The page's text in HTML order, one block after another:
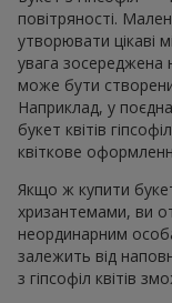
повітряності.
утворювати цікаві
увага зосереджена
може бути
Наприклад, у
букет квітів
квіткове
Якщо ж купити
хризантемами, ви
неординарним
залежить від
з гіпсофіл квітів